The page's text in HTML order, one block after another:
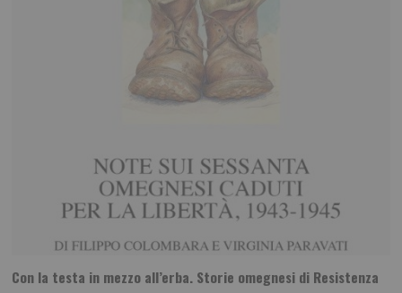
Con la testa in mezzo all’erba. Storie omegnesi di Resistenza